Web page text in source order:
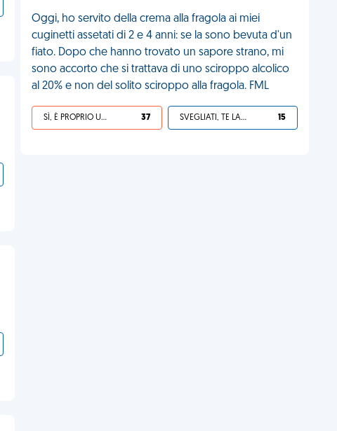
Oggi, ho servito della crema alla fragola ai miei
cuginetti assetati di 2 e 4 anni: se la sono bevuta d'un
fiato. Dopo che hanno trovato un sapore strano, mi
sono accorto che si trattava di uno sciroppo alcolico
al 20% e non del solito sciroppo alla fragola. FML
SÌ, È PROPRIO UNA VDM! 37 SVEGLIATI, TE LA SEI CERCATA! 15